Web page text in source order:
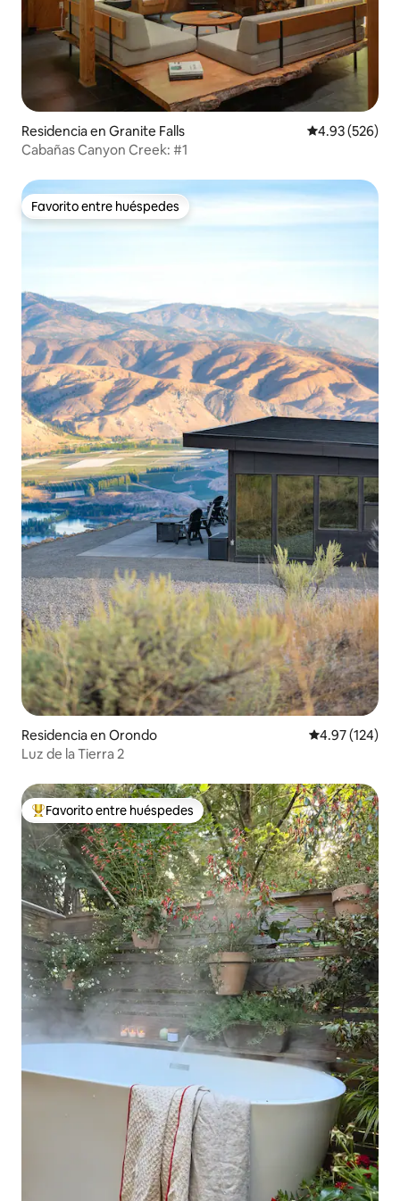
Residencia en Granite Falls Calificación
4.93 (526)
Cabañas Canyon Creek: #1
Favorito entre huéspedes
Favorito entre huéspedes
Residencia en Orondo Calificación
4.97 (124)
Luz de la Tierra 2
De los mejores en Favorito entre huéspedes
Favorito entre huéspedes